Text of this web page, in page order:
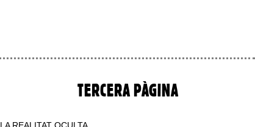
TERCERA PÀGINA
LA REALITAT OCULTA